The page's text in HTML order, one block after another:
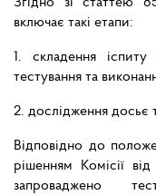
включає такі етапи:
1. складення іспиту
тестування та
2. дослідження досьє
Відповідно до
рішенням Комісії
запроваджено